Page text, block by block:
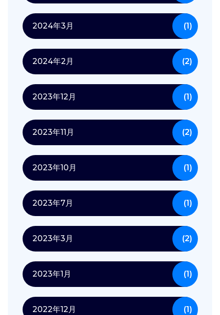
2024年3月 (1)
2024年2月 (2)
2023年12月 (1)
2023年11月 (2)
2023年10月 (1)
2023年7月 (1)
2023年3月 (2)
2023年1月 (1)
2022年12月 (1)